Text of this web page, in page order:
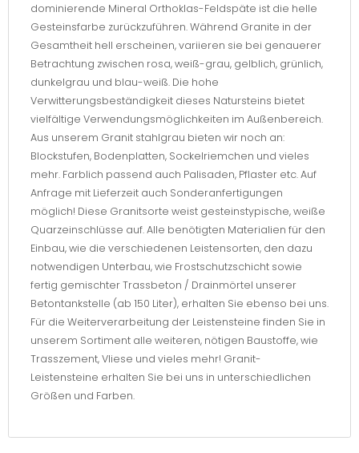
dominierende Mineral Orthoklas-Feldspäte ist die helle
Gesteinsfarbe zurückzuführen. Während Granite in der
Gesamtheit hell erscheinen, variieren sie bei genauerer
Betrachtung zwischen rosa, weiß-grau, gelblich, grünlich,
dunkelgrau und blau-weiß. Die hohe
Verwitterungsbeständigkeit dieses Natursteins bietet
vielfältige Verwendungsmöglichkeiten im Außenbereich.
Aus unserem Granit stahlgrau bieten wir noch an:
Blockstufen, Bodenplatten, Sockelriemchen und vieles
mehr. Farblich passend auch Palisaden, Pflaster etc. Auf
Anfrage mit Lieferzeit auch Sonderanfertigungen
möglich! Diese Granitsorte weist gesteinstypische, weiße
Quarzeinschlüsse auf. Alle benötigten Materialien für den
Einbau, wie die verschiedenen Leistensorten, den dazu
notwendigen Unterbau, wie Frostschutzschicht sowie
fertig gemischter Trassbeton / Drainmörtel unserer
Betontankstelle (ab 150 Liter), erhalten Sie ebenso bei uns.
Für die Weiterverarbeitung der Leistensteine finden Sie in
unserem Sortiment alle weiteren, nötigen Baustoffe, wie
Trasszement, Vliese und vieles mehr! Granit-
Leistensteine erhalten Sie bei uns in unterschiedlichen
Größen und Farben.